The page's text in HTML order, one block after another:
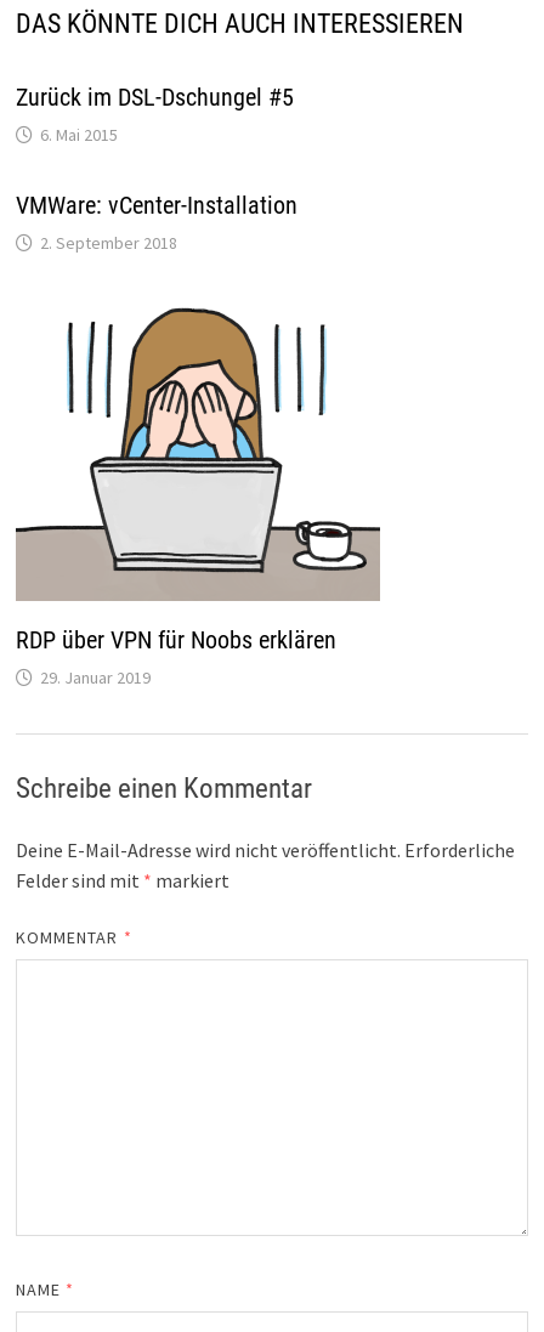
DAS KÖNNTE DICH AUCH INTERESSIEREN
Zurück im DSL-Dschungel #5
6. Mai 2015
VMWare: vCenter-Installation
2. September 2018
RDP über VPN für Noobs erklären
29. Januar 2019
Schreibe einen Kommentar
Deine E-Mail-Adresse wird nicht veröffentlicht. Erforderliche
Felder sind mit * markiert
KOMMENTAR *
NAME *